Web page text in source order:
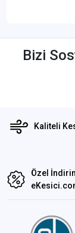
Bizi
Kaliteli
Özel